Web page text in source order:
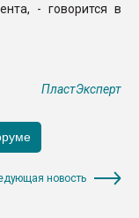
- говорится в
ПластЭксперт
новость